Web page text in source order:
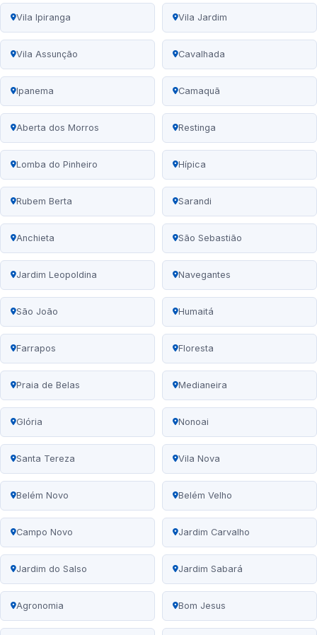
Vila Ipiranga Vila Jardim
Vila Assunção Cavalhada
Ipanema Camaquã
Aberta dos Morros Restinga
Lomba do Pinheiro Hípica
Rubem Berta Sarandi
Anchieta São Sebastião
Jardim Leopoldina Navegantes
São João Humaitá
Farrapos Floresta
Praia de Belas Medianeira
Glória Nonoai
Santa Tereza Vila Nova
Belém Novo Belém Velho
Campo Novo Jardim Carvalho
Jardim do Salso Jardim Sabará
Agronomia Bom Jesus